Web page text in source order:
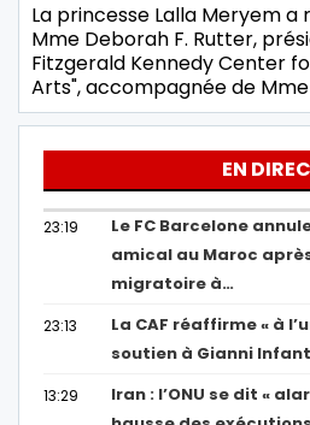
La princesse Lalla Meryem a
Mme Deborah F. Rutter,
Fitzgerald Kennedy Center
Arts", accompagnée de
EN
23:19
Le FC Barcelone
amical au Maroc
migratoire à…
23:13
La CAF réaffirme « à
soutien à Gianni
13:29
Iran : l’ONU se dit «